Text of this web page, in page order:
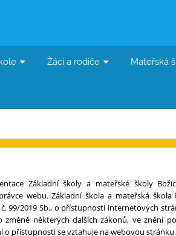
Žáci a rodiče Mateřská
Základní školy a mateřské školy
webu. Základní škola a mateřská škola
99/2019 Sb., o přístupnosti internetových
některých dalších zákonů, ve znění
o přístupnosti se vztahuje na webovou stránku